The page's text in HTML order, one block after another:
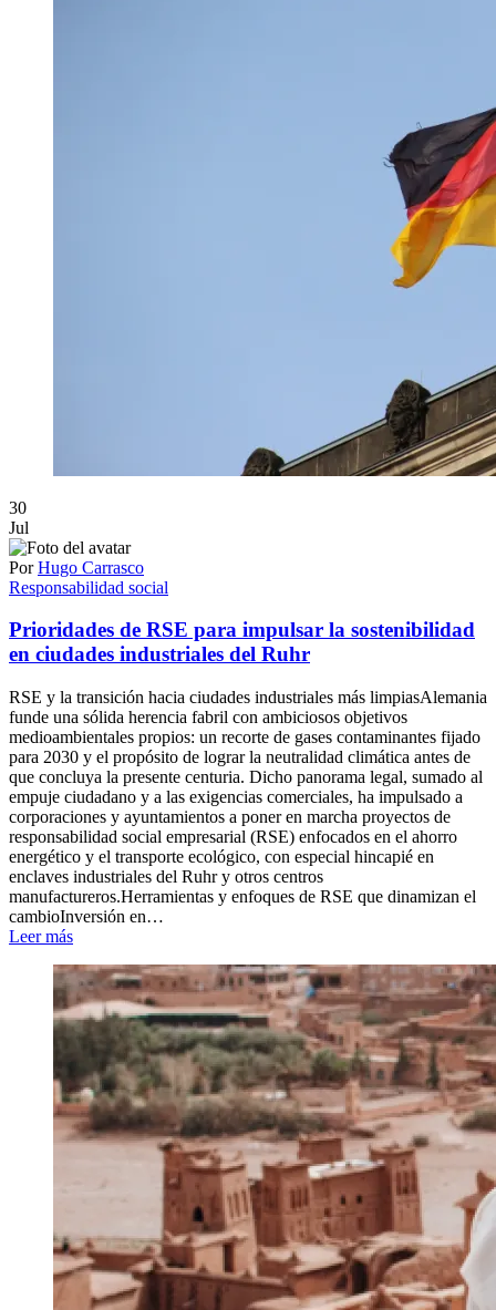
30
Jul
PorHugo Carrasco
Responsabilidad social
Prioridades de RSE para impulsar la sostenibilidad
en ciudades industriales del Ruhr
RSE y la transición hacia ciudades industriales más limpiasAlemania
funde una sólida herencia fabril con ambiciosos objetivos
medioambientales propios: un recorte de gases contaminantes fijado
para 2030 y el propósito de lograr la neutralidad climática antes de
que concluya la presente centuria. Dicho panorama legal, sumado al
empuje ciudadano y a las exigencias comerciales, ha impulsado a
corporaciones y ayuntamientos a poner en marcha proyectos de
responsabilidad social empresarial (RSE) enfocados en el ahorro
energético y el transporte ecológico, con especial hincapié en
enclaves industriales del Ruhr y otros centros
manufactureros.Herramientas y enfoques de RSE que dinamizan el
cambioInversión en…
Leer más